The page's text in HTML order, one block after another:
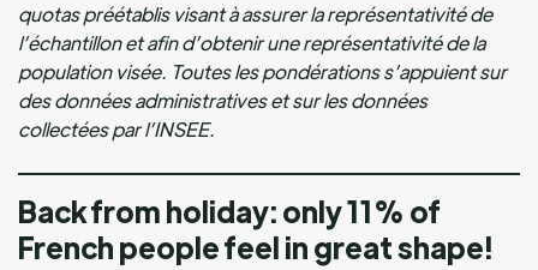
quotas préétablis visant à assurer la représentativité de
l’échantillon et afin d’obtenir une représentativité de la
population visée. Toutes les pondérations s’appuient sur
des données administratives et sur les données
collectées par l’INSEE.
Back from holiday: only 11% of
French people feel in great shape!